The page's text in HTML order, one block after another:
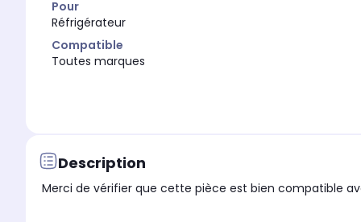
Pour
Réfrigérateur
Compatible
Toutes marques
Description
Merci de vérifier que cette pièce est bien compatible